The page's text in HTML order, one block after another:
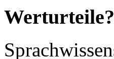
Werturteile?